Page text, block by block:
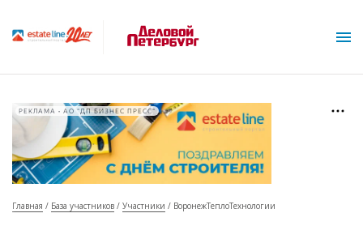
РЕКЛАМА • АО "ДП БИЗНЕС ПРЕСС"
Главная База участников Участники ВоронежТеплоТехнологии